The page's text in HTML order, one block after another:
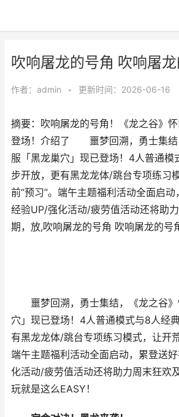
吹响屠龙的号角 吹响屠
作者： admin • 更新时间：2026-06-16
摘要：吹响屠龙的号角！《龙之谷》
登场！介绍了 噩梦回溯，勇士集结
服「黑龙巢穴」现已登场！4人普通模
步开放，更有黑龙龙体/跳台专项练习
前“预习”。端午主题福利活动全面启
经验UP/强化活动/疲劳值活动还将助
期，放,吹响屠龙的号角 吹响屠龙的号
噩梦回溯，勇士集结，《龙之谷》
穴」现已登场！4人普通模式与8人经
有黑龙龙体/跳台专项练习模式，让开荒
端午主题福利活动全面启动，累登送
化活动/疲劳值活动还将助力周末狂欢
玩就是这么EASY！